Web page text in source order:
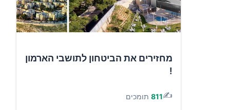
מחזירים את הביטחון לתושבי הארמון
!
✍️
811 תומכים